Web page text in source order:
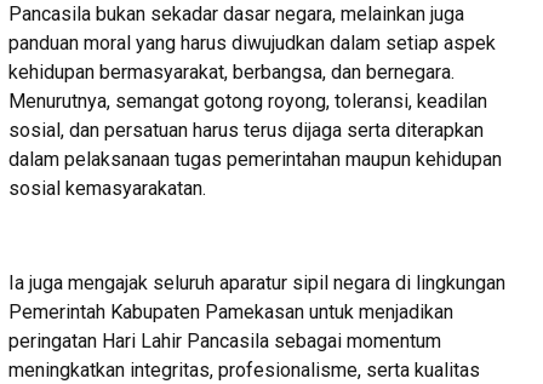
Pancasila bukan sekadar dasar negara, melainkan juga
panduan moral yang harus diwujudkan dalam setiap aspek
kehidupan bermasyarakat, berbangsa, dan bernegara.
Menurutnya, semangat gotong royong, toleransi, keadilan
sosial, dan persatuan harus terus dijaga serta diterapkan
dalam pelaksanaan tugas pemerintahan maupun kehidupan
sosial kemasyarakatan.
Ia juga mengajak seluruh aparatur sipil negara di lingkungan
Pemerintah Kabupaten Pamekasan untuk menjadikan
peringatan Hari Lahir Pancasila sebagai momentum
meningkatkan integritas, profesionalisme, serta kualitas